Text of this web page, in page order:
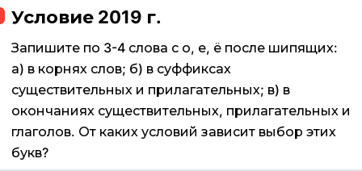
Условие 2019 г.
Запишите по 3-4 слова с о, е, ё после шипящих:
а) в корнях слов; б) в суффиксах
существительных и прилагательных; в) в
окончаниях существительных, прилагательных и
глаголов. От каких условий зависит выбор этих
букв?